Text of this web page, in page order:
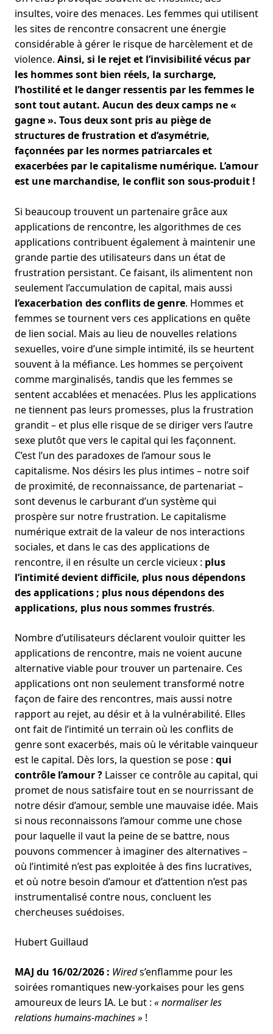
insultes, voire des menaces. Les femmes qui utilisent
les sites de rencontre consacrent une énergie
considérable à gérer le risque de harcèlement et de
violence. Ainsi, si le rejet et l’invisibilité vécus par
les hommes sont bien réels, la surcharge,
l’hostilité et le danger ressentis par les femmes le
sont tout autant. Aucun des deux camps ne «
gagne ». Tous deux sont pris au piège de
structures de frustration et d’asymétrie,
façonnées par les normes patriarcales et
exacerbées par le capitalisme numérique. L’amour
est une marchandise, le conflit son sous-produit !
Si beaucoup trouvent un partenaire grâce aux
applications de rencontre, les algorithmes de ces
applications contribuent également à maintenir une
grande partie des utilisateurs dans un état de
frustration persistant. Ce faisant, ils alimentent non
seulement l’accumulation de capital, mais aussi
l’exacerbation des conflits de genre. Hommes et
femmes se tournent vers ces applications en quête
de lien social. Mais au lieu de nouvelles relations
sexuelles, voire d’une simple intimité, ils se heurtent
souvent à la méfiance. Les hommes se perçoivent
comme marginalisés, tandis que les femmes se
sentent accablées et menacées. Plus les applications
ne tiennent pas leurs promesses, plus la frustration
grandit – et plus elle risque de se diriger vers l’autre
sexe plutôt que vers le capital qui les façonnent.
C’est l’un des paradoxes de l’amour sous le
capitalisme. Nos désirs les plus intimes – notre soif
de proximité, de reconnaissance, de partenariat –
sont devenus le carburant d’un système qui
prospère sur notre frustration. Le capitalisme
numérique extrait de la valeur de nos interactions
sociales, et dans le cas des applications de
rencontre, il en résulte un cercle vicieux : plus
l’intimité devient difficile, plus nous dépendons
des applications ; plus nous dépendons des
applications, plus nous sommes frustrés.
Nombre d’utilisateurs déclarent vouloir quitter les
applications de rencontre, mais ne voient aucune
alternative viable pour trouver un partenaire. Ces
applications ont non seulement transformé notre
façon de faire des rencontres, mais aussi notre
rapport au rejet, au désir et à la vulnérabilité. Elles
ont fait de l’intimité un terrain où les conflits de
genre sont exacerbés, mais où le véritable vainqueur
est le capital. Dès lors, la question se pose : qui
contrôle l’amour ? Laisser ce contrôle au capital, qui
promet de nous satisfaire tout en se nourrissant de
notre désir d’amour, semble une mauvaise idée. Mais
si nous reconnaissons l’amour comme une chose
pour laquelle il vaut la peine de se battre, nous
pouvons commencer à imaginer des alternatives –
où l’intimité n’est pas exploitée à des fins lucratives,
et où notre besoin d’amour et d’attention n’est pas
instrumentalisé contre nous, concluent les
chercheuses suédoises.
Hubert Guillaud
MAJ du 16/02/2026 : Wireds’enflamme pour les
soirées romantiques new-yorkaises pour les gens
amoureux de leurs IA. Le but : « normaliser les
relations humains-machines » !